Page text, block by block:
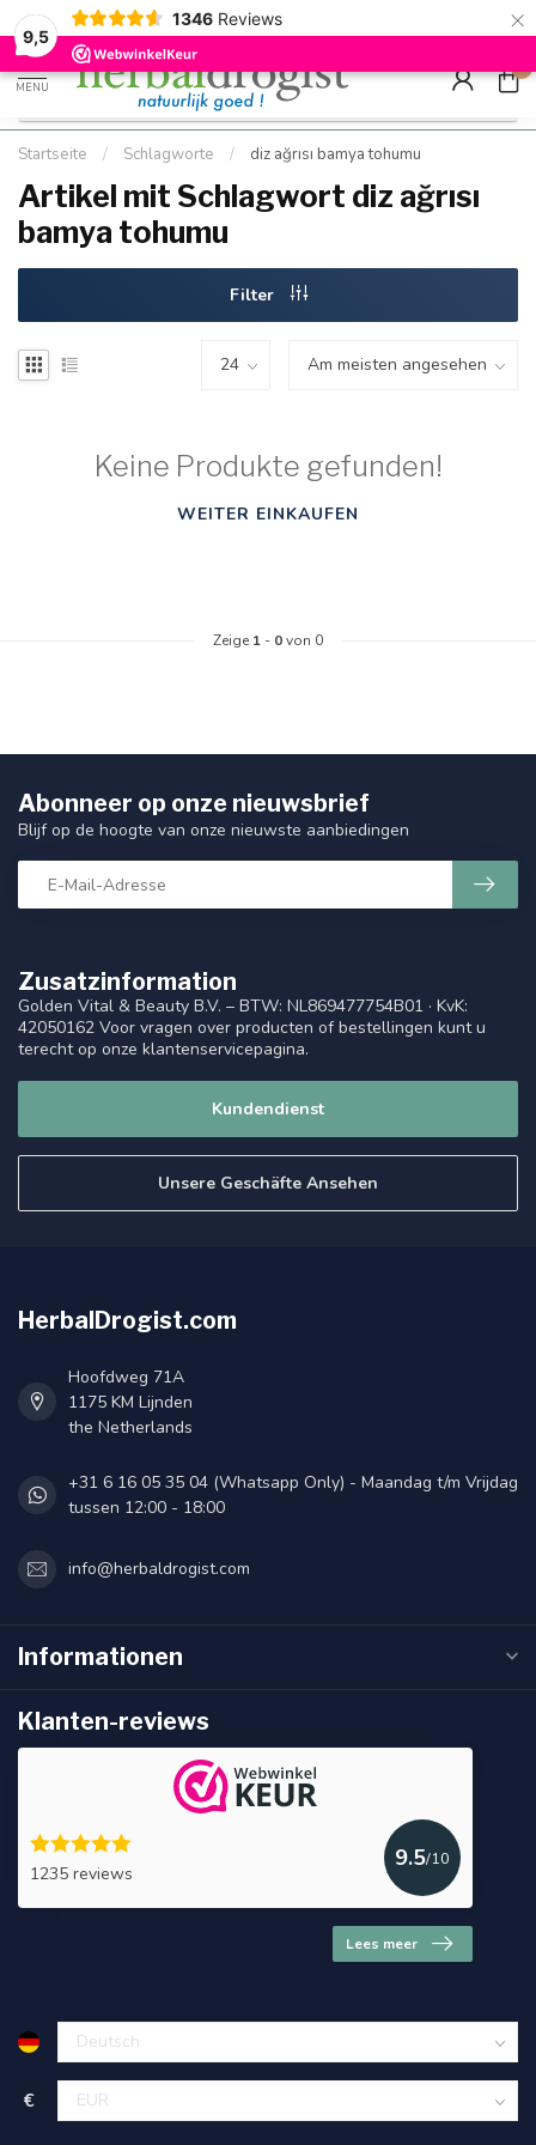
9,5
1346 Reviews ×
Kostenloser DE-Versand ab Mindestbestellwert |
Schnell geliefert
Minimum
Hızlı
MENU
0
Startseite / Schlagworte / diz ağrısı bamya tohumu
Artikel mit Schlagwort diz ağrısı
bamya tohumu
Filter
Keine Produkte gefunden!
WEITER EINKAUFEN
Zeige 1 - 0von 0
Zusatzinformation
Golden Vital & Beauty B.V. – BTW: NL869477754B01 · KvK:
42050162 Voor vragen over producten of bestellingen kunt u
terecht op onze klantenservicepagina.
Kundendienst
Unsere Geschäfte Ansehen
Abonneer op onze nieuwsbrief
Blijf op de hoogte van onze nieuwste aanbiedingen
HerbalDrogist.com
Hoofdweg 71A
1175 KM Lijnden
the Netherlands
+31 6 16 05 35 04 (Whatsapp Only) - Maandag t/m Vrijdag
tussen 12:00 - 18:00
info@herbaldrogist.com
Informationen
Klanten-reviews
1235 reviews
9.5/10
Lees meer
€